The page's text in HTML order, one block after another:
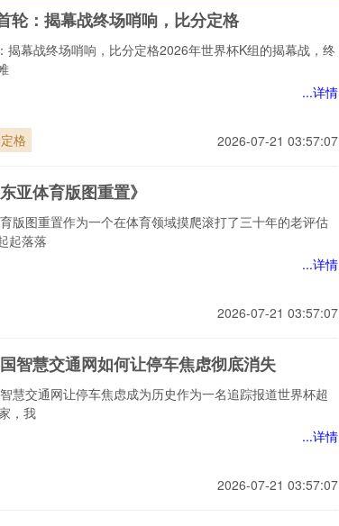
轮：揭幕战终场哨响，比分定格
揭幕战终场哨响，比分定格2026年世界杯K组的揭幕战，终
...详情
格 2026-07-21 03:57:07
亚体育版图重置》
版图重置作为一个在体育领域摸爬滚打了三十年的老评估
起落落
...详情
2026-07-21 03:57:07
智慧交通网如何让停车焦虑彻底消失
慧交通网让停车焦虑成为历史作为一名追踪报道世界杯超
，我
...详情
2026-07-21 03:57:07